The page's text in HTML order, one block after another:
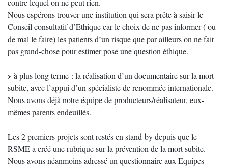
contre lequel on ne peut rien.
Nous espérons trouver une institution qui sera prête à saisir le
Conseil consultatif d’Ethique car le choix de ne pas informer ( ou
de mal le faire) les patients d’un risque que par ailleurs on ne fait
pas grand-chose pour estimer pose une question éthique.
à plus long terme : la réalisation d’un documentaire sur la mort
subite, avec l’appui d’un spécialiste de renommée internationale.
Nous avons déjà notre équipe de producteurs/réalisateur, eux-
mêmes parents endeuillés.
Les 2 premiers projets sont restés en stand-by depuis que le
RSME a créé une rubrique sur la prévention de la mort subite.
Nous avons néanmoins adressé un questionnaire aux Equipes